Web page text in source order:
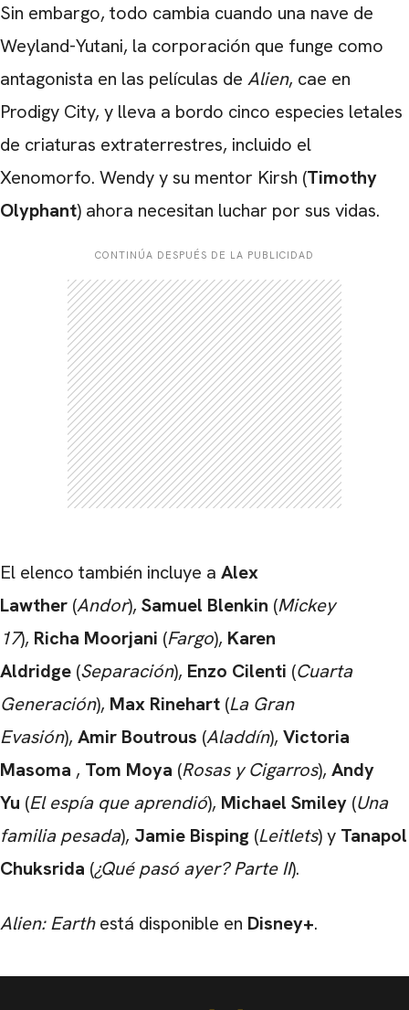
Sin embargo, todo cambia cuando una nave de
Weyland-Yutani, la corporación que funge como
antagonista en las películas de Alien, cae en
Prodigy City, y lleva a bordo cinco especies letales
de criaturas extraterrestres, incluido el
Xenomorfo. Wendy y su mentor Kirsh (Timothy
Olyphant) ahora necesitan luchar por sus vidas.
CONTINÚA DESPUÉS DE LA PUBLICIDAD
El elenco también incluye a Alex
Lawther (Andor), Samuel Blenkin (Mickey
17), Richa Moorjani (Fargo), Karen
Aldridge (Separación), Enzo Cilenti (Cuarta
Generación), Max Rinehart (La Gran
Evasión), Amir Boutrous (Aladdín), Victoria
Masoma , Tom Moya (Rosas y Cigarros), Andy
Yu (El espía que aprendió), Michael Smiley (Una
familia pesada), Jamie Bisping (Leitlets) y Tanapol
Chuksrida (¿Qué pasó ayer? Parte II).
Alien: Earthestá disponible en Disney+.